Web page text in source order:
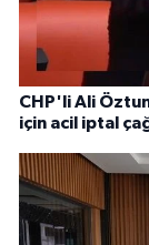
CHP'li Ali
için acil iptal